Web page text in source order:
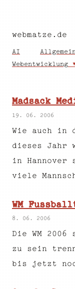
webmatze.de
AI
Webentwicklung
Madsack
19. 06. 2006
Wie auch in
dieses Jahr
in Hannover
viele
WM
8. 06. 2006
Die WM
zu sein
bis jetzt